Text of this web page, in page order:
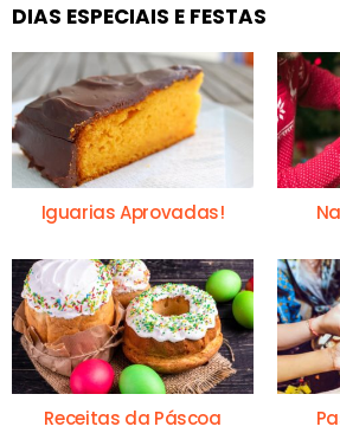
DIAS ESPECIAIS E FESTAS
Iguarias Aprovadas!
Receitas da Páscoa